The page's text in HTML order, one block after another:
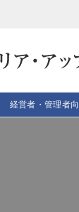
経営者・管理者